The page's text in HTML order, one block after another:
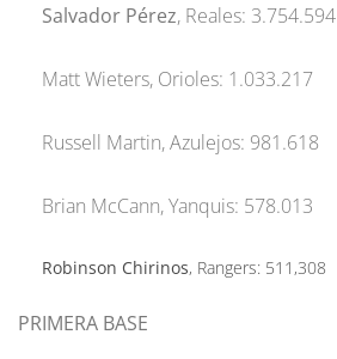
Salvador Pérez, Reales: 3.754.594
Matt Wieters, Orioles: 1.033.217
Russell Martin, Azulejos: 981.618
Brian McCann, Yanquis: 578.013
Robinson Chirinos, Rangers: 511,308
PRIMERA BASE